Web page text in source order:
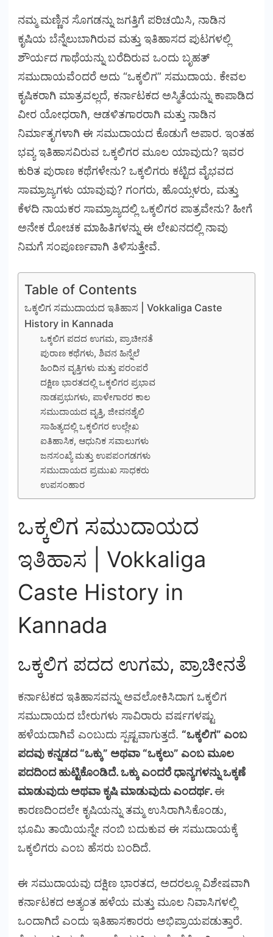
ನಮ್ಮ ಮಣ್ಣಿನ ಸೊಗಡನ್ನು ಜಗತ್ತಿಗೆ ಪರಿಚಯಿಸಿ, ನಾಡಿನ
ಕೃಷಿಯ ಬೆನ್ನೆಲುಬಾಗಿರುವ ಮತ್ತು ಇತಿಹಾಸದ ಪುಟಗಳಲ್ಲಿ
ಶೌರ್ಯದ ಗಾಥೆಯನ್ನು ಬರೆದಿರುವ ಒಂದು ಬೃಹತ್
ಸಮುದಾಯವೆಂದರೆ ಅದು “ಒಕ್ಕಲಿಗ” ಸಮುದಾಯ. ಕೇವಲ
ಕೃಷಿಕರಾಗಿ ಮಾತ್ರವಲ್ಲದೆ, ಕರ್ನಾಟಕದ ಅಸ್ಮಿತೆಯನ್ನು ಕಾಪಾಡಿದ
ವೀರ ಯೋಧರಾಗಿ, ಆಡಳಿತಗಾರರಾಗಿ ಮತ್ತು ನಾಡಿನ
ನಿರ್ಮಾತೃಗಳಾಗಿ ಈ ಸಮುದಾಯದ ಕೊಡುಗೆ ಅಪಾರ. ಇಂತಹ
ಭವ್ಯ ಇತಿಹಾಸವಿರುವ ಒಕ್ಕಲಿಗರ ಮೂಲ ಯಾವುದು? ಇವರ
ಕುರಿತ ಪುರಾಣ ಕಥೆಗಳೇನು? ಒಕ್ಕಲಿಗರು ಕಟ್ಟಿದ ವೈಭವದ
ಸಾಮ್ರಾಜ್ಯಗಳು ಯಾವುವು? ಗಂಗರು, ಹೊಯ್ಸಳರು, ಮತ್ತು
ಕೆಳದಿ ನಾಯಕರ ಸಾಮ್ರಾಜ್ಯದಲ್ಲಿ ಒಕ್ಕಲಿಗರ ಪಾತ್ರವೇನು? ಹೀಗೆ
ಅನೇಕ ರೋಚಕ ಮಾಹಿತಿಗಳನ್ನು ಈ ಲೇಖನದಲ್ಲಿ ನಾವು
ನಿಮಗೆ ಸಂಪೂರ್ಣವಾಗಿ ತಿಳಿಸುತ್ತೇವೆ.
Table of Contents
ಒಕ್ಕಲಿಗ ಸಮುದಾಯದ ಇತಿಹಾಸ | Vokkaliga Caste
History in Kannada
ಒಕ್ಕಲಿಗ ಪದದ ಉಗಮ, ಪ್ರಾಚೀನತೆ
ಪುರಾಣ ಕಥೆಗಳು, ಶಿವನ ಹಿನ್ನೆಲೆ
ಹಿಂದಿನ ವೃತ್ತಿಗಳು ಮತ್ತು ಪರಂಪರೆ
ದಕ್ಷಿಣ ಭಾರತದಲ್ಲಿ ಒಕ್ಕಲಿಗರ ಪ್ರಭಾವ
ನಾಡಪ್ರಭುಗಳು, ಪಾಳೇಗಾರರ ಕಾಲ
ಸಮುದಾಯದ ವೃತ್ತಿ, ಜೀವನಶೈಲಿ
ಸಾಹಿತ್ಯದಲ್ಲಿ ಒಕ್ಕಲಿಗರ ಉಲ್ಲೇಖ
ಐತಿಹಾಸಿಕ, ಆಧುನಿಕ ಸವಾಲುಗಳು
ಜನಸಂಖ್ಯೆ ಮತ್ತು ಉಪಪಂಗಡಗಳು
ಸಮುದಾಯದ ಪ್ರಮುಖ ಸಾಧಕರು
ಉಪಸಂಹಾರ
ಒಕ್ಕಲಿಗ ಸಮುದಾಯದ
ಇತಿಹಾಸ | Vokkaliga
Caste History in
Kannada
ಒಕ್ಕಲಿಗ ಪದದ ಉಗಮ, ಪ್ರಾಚೀನತೆ
ಕರ್ನಾಟಕದ ಇತಿಹಾಸವನ್ನು ಅವಲೋಕಿಸಿದಾಗ ಒಕ್ಕಲಿಗ
ಸಮುದಾಯದ ಬೇರುಗಳು ಸಾವಿರಾರು ವರ್ಷಗಳಷ್ಟು
ಹಳೆಯದಾಗಿವೆ ಎಂಬುದು ಸ್ಪಷ್ಟವಾಗುತ್ತದೆ. “ಒಕ್ಕಲಿಗ” ಎಂಬ
ಪದವು ಕನ್ನಡದ “ಒಕ್ಕು” ಅಥವಾ “ಒಕ್ಕಲು” ಎಂಬ ಮೂಲ
ಪದದಿಂದ ಹುಟ್ಟಿಕೊಂಡಿದೆ. ಒಕ್ಕು ಎಂದರೆ ಧಾನ್ಯಗಳನ್ನು ಒಕ್ಕಣೆ
ಮಾಡುವುದು ಅಥವಾ ಕೃಷಿ ಮಾಡುವುದು ಎಂದರ್ಥ.ಈ
ಕಾರಣದಿಂದಲೇ ಕೃಷಿಯನ್ನು ತಮ್ಮ ಉಸಿರಾಗಿಸಿಕೊಂಡು,
ಭೂಮಿ ತಾಯಿಯನ್ನೇ ನಂಬಿ ಬದುಕುವ ಈ ಸಮುದಾಯಕ್ಕೆ
ಒಕ್ಕಲಿಗರು ಎಂಬ ಹೆಸರು ಬಂದಿದೆ.
ಈ ಸಮುದಾಯವು ದಕ್ಷಿಣ ಭಾರತದ, ಅದರಲ್ಲೂ ವಿಶೇಷವಾಗಿ
ಕರ್ನಾಟಕದ ಅತ್ಯಂತ ಹಳೆಯ ಮತ್ತು ಮೂಲ ನಿವಾಸಿಗಳಲ್ಲಿ
ಒಂದಾಗಿದೆ ಎಂದು ಇತಿಹಾಸಕಾರರು ಅಭಿಪ್ರಾಯಪಡುತ್ತಾರೆ.